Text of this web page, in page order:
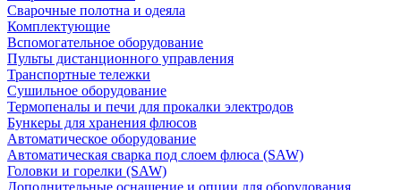
Сварочные полотна и одеяла
Комплектующие
Вспомогательное оборудование
Пульты дистанционного управления
Транспортные тележки
Сушильное оборудование
Термопеналы и печи для прокалки электродов
Бункеры для хранения флюсов
Автоматическое оборудование
Автоматическая сварка под слоем флюса (SAW)
Головки и горелки (SAW)
Дополнительные оснащение и опции для оборудования